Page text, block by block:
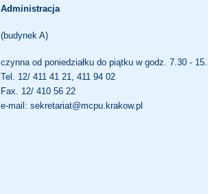
Administracja
(budynek A)
czynna od poniedziałku do piątku w godz. 7.30 -
Tel. 12/ 411 41 21, 411 94 02
Fax. 12/ 410 56 22
e-mail: sekretariat@mcpu.krakow.pl